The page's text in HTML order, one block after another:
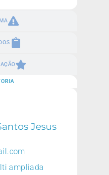
Jesus
ampliada